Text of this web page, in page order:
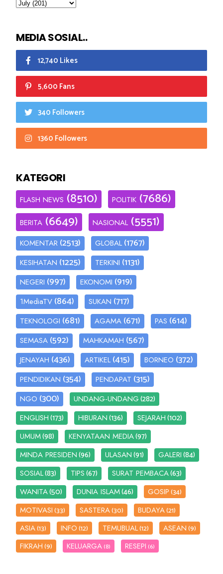
MEDIA SOSIAL..
12,740 Likes
5,600 Fans
340 Followers
1360 Followers
KATEGORI
FLASH NEWS (8510) POLITIK (7686)
BERITA (6649) NASIONAL (5551)
KOMENTAR (2513) GLOBAL (1767)
KESIHATAN (1225) TERKINI (1131)
NEGERI (997) EKONOMI (919)
1MediaTV (864) SUKAN (717)
TEKNOLOGI (681) AGAMA (671) PAS (614)
SEMASA (592) MAHKAMAH (567)
JENAYAH (436) ARTIKEL (415) BORNEO (372)
PENDIDIKAN (354) PENDAPAT (315)
NGO (300) UNDANG-UNDANG(282)
ENGLISH(173) HIBURAN(136) SEJARAH(102)
UMUM(98) KENYATAAN MEDIA(97)
MINDA PRESIDEN(96) ULASAN(91) GALERI(84)
SOSIAL(83) TIPS(67) SURAT PEMBACA(63)
WANITA(50) DUNIA ISLAM(46) GOSIP(34)
MOTIVASI(33) SASTERA(30) BUDAYA(21)
ASIA(13) INFO(12) TEMUBUAL(12) ASEAN(9)
FIKRAH(9) KELUARGA (8) RESEPI (6)